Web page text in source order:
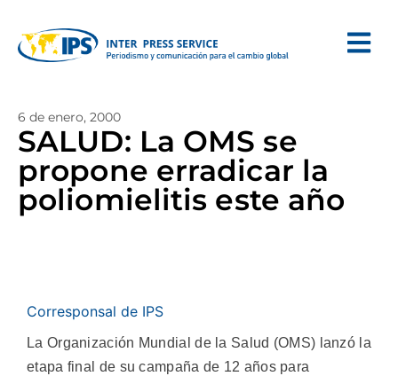
6 de enero, 2000
SALUD: La OMS se
propone erradicar la
poliomielitis este año
Corresponsal de IPS
La Organización Mundial de la Salud (OMS) lanzó la
etapa final de su campaña de 12 años para